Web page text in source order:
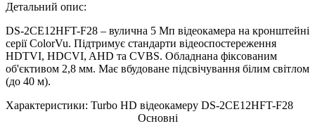
Детальний опис:
DS-2CE12HFT-F28 – вулична 5 Мп відеокамера на кронштейні
серії ColorVu. Підтримує стандарти відеоспостереження
HDTVI, HDCVI, AHD та CVBS. Обладнана фіксованим
об'єктивом 2,8 мм. Має вбудоване підсвічування білим світлом
(до 40 м).
Характеристики: Turbo HD відеокамеру DS-2CE12HFT-F28
Основні